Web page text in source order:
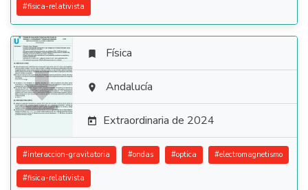
#fisica-relativista

 Física
 Andalucía
 Extraordinaria de 2024
#interaccion-gravitatoria #ondas #optica #electromagnetismo
#fisica-relativista